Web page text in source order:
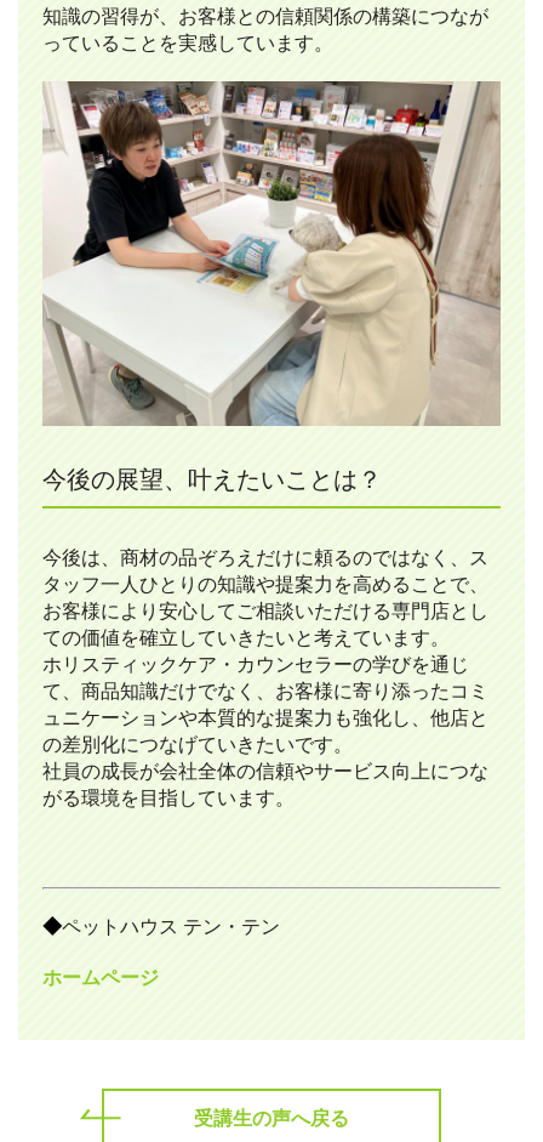
知識の習得が、お客様との信頼関係の構築につなが
っていることを実感しています。
今後の展望、叶えたいことは？
今後は、商材の品ぞろえだけに頼るのではなく、ス
タッフ一人ひとりの知識や提案力を高めることで、
お客様により安心してご相談いただける専門店とし
ての価値を確立していきたいと考えています。
ホリスティックケア・カウンセラーの学びを通じ
て、商品知識だけでなく、お客様に寄り添ったコミ
ュニケーションや本質的な提案力も強化し、他店と
の差別化につなげていきたいです。
社員の成長が会社全体の信頼やサービス向上につな
がる環境を目指しています。
◆ペットハウス テン・テン
ホームページ
受講生の声へ戻る